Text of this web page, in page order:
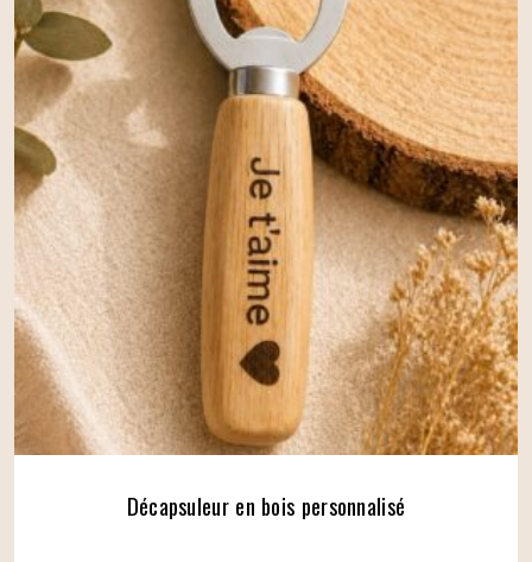
Décapsuleur en bois personnalisé